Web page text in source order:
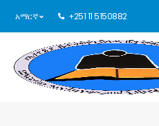
አማርኛ +251 11 5150882